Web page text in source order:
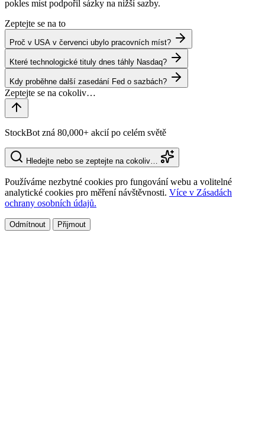
pokles míst podpořil sázky na nižší sazby.
Zeptejte se na to
Proč v USA v červenci ubylo pracovních míst?
Které technologické tituly dnes táhly Nasdaq?
Kdy proběhne další zasedání Fed o sazbách?
StockBot zná 80,000+ akcií po celém světě
Hledejte nebo se zeptejte na cokoliv…
Používáme nezbytné cookies pro fungování webu a volitelné
analytické cookies pro měření návštěvnosti. Více v Zásadách
ochrany osobních údajů.
Odmítnout Přijmout